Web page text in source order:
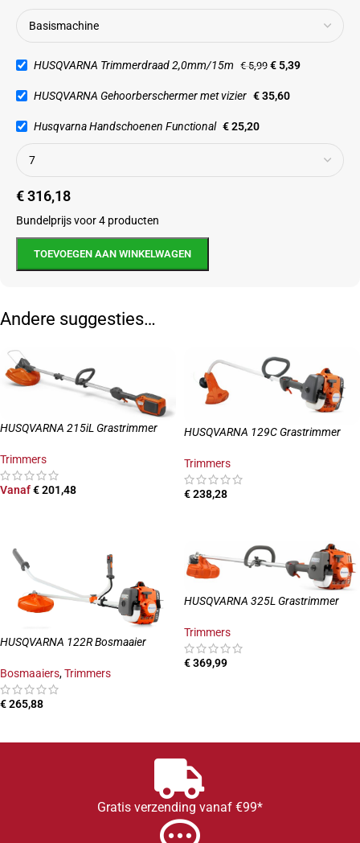
HUSQVARNA Trimmerdraad 2,0mm/15m €5,99 € 5,39
HUSQVARNA Gehoorberschermer met vizier €35,60
Husqvarna Handschoenen Functional €25,20
€316,18
Bundelprijs voor 4 producten
TOEVOEGEN AAN WINKELWAGEN
Andere suggesties…
HUSQVARNA 215iL Grastrimmer
Trimmers
Vanaf€201,48
HUSQVARNA 129C Grastrimmer
Trimmers
€238,28
HUSQVARNA 122R Bosmaaier
Bosmaaiers,Trimmers
€265,88
HUSQVARNA 325L Grastrimmer
Trimmers
€369,99
Gratis verzending vanaf €99*